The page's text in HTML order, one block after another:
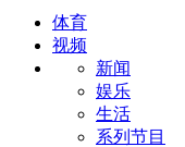
体育
视频
新闻
娱乐
生活
系列节目